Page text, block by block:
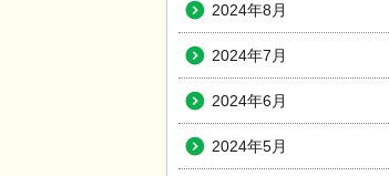
2024年8月
2024年7月
2024年6月
2024年5月